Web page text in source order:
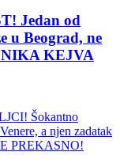
Jedan od
u Beograd, ne
KEJVA